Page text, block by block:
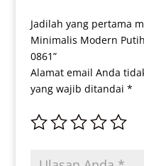
Jadilah yang pertama
Minimalis Modern
0861”
Alamat email Anda
yang wajib ditandai *